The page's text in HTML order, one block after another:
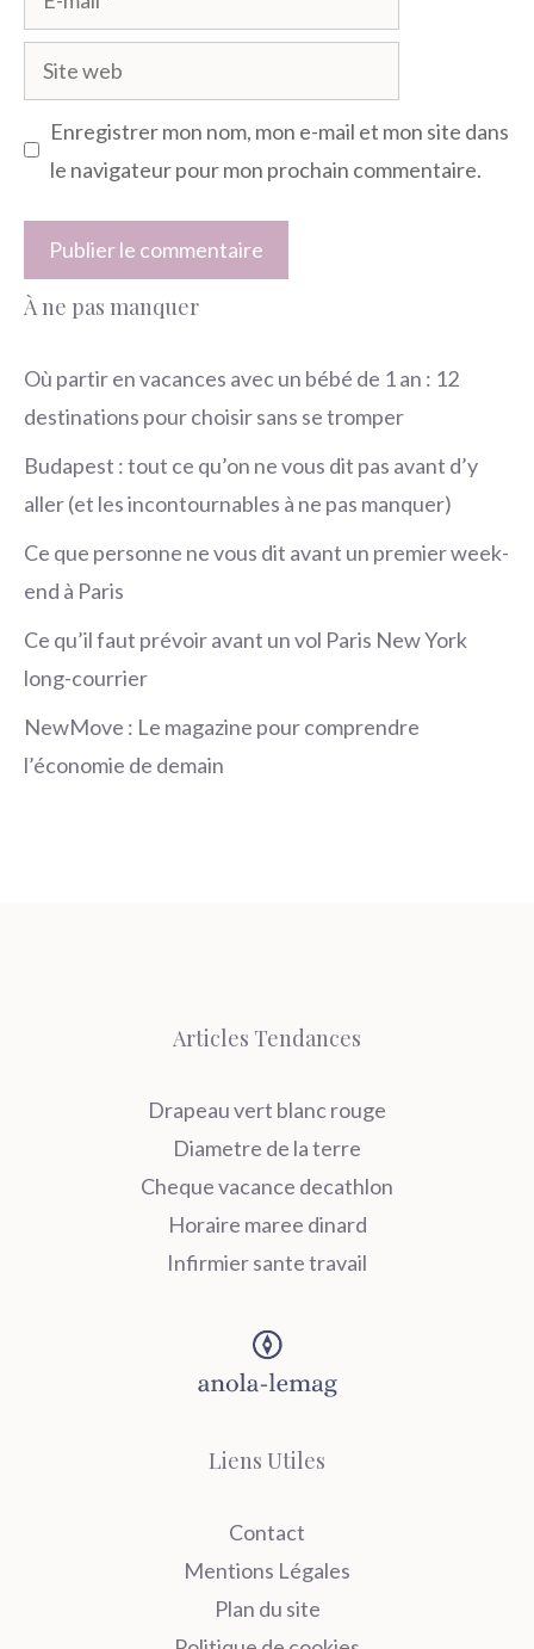
mail
Site
web
Enregistrer mon nom, mon e-mail et mon site dans
le navigateur pour mon prochain commentaire.
À ne pas manquer
Où partir en vacances avec un bébé de 1 an : 12
destinations pour choisir sans se tromper
Budapest : tout ce qu’on ne vous dit pas avant d’y
aller (et les incontournables à ne pas manquer)
Ce que personne ne vous dit avant un premier week-
end à Paris
Ce qu’il faut prévoir avant un vol Paris New York
long-courrier
NewMove : Le magazine pour comprendre
l’économie de demain
Articles Tendances
Drapeau vert blanc rouge
Diametre de la terre
Cheque vacance decathlon
Horaire maree dinard
Infirmier sante travail
Liens Utiles
Contact
Mentions Légales
Plan du site